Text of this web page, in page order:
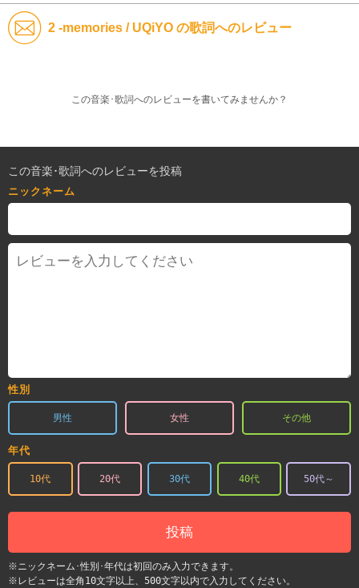
2 -memories / UQiYO の歌詞へのレビュー
この音楽･歌詞へのレビューを書いてみませんか？
この音楽･歌詞へのレビューを投稿
ニックネーム
性別
男性 女性 その他
年代
10代 20代 30代 40代 50代～
投稿
※ニックネーム･性別･年代は初回のみ入力できます。
※レビューは全角10文字以上、500文字以内で入力してください。